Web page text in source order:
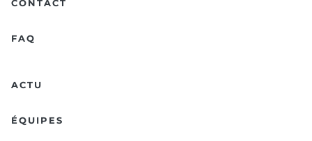
CONTACT
FAQ
ACTU
ÉQUIPES